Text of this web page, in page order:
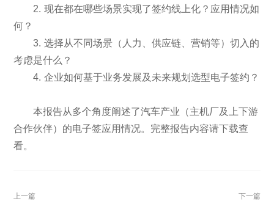
2. 现在都在哪些场景实现了签约线上化？应用情况如
何？
3. 选择从不同场景（人力、供应链、营销等）切入的
考虑是什么？
4. 企业如何基于业务发展及未来规划选型电子签约？
本报告从多个角度阐述了汽车产业（主机厂及上下游
合作伙伴）的电子签应用情况。完整报告内容请下载查
看。
上一篇 下一篇